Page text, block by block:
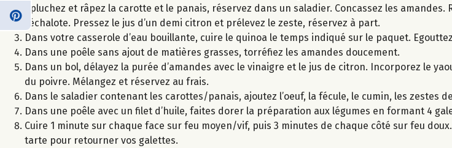
Epluchez et râpez la carotte et le panais, réservez dans un saladier. Concassez les amandes.
l’échalote. Pressez le jus d’un demi citron et prélevez le zeste, réservez à part.
Dans votre casserole d’eau bouillante, cuire le quinoa le temps indiqué sur le paquet.
Dans une poêle sans ajout de matières grasses, torréfiez les amandes doucement.
Dans un bol, délayez la purée d’amandes avec le vinaigre et le jus de citron. Incorporez le
du poivre. Mélangez et réservez au frais.
Dans le saladier contenant les carottes/panais, ajoutez l’oeuf, la fécule, le cumin, les zestes
Dans une poêle avec un filet d’huile, faites dorer la préparation aux légumes en formant 4
Cuire 1 minute sur chaque face sur feu moyen/vif, puis 3 minutes de chaque côté sur feu
tarte pour retourner vos galettes.